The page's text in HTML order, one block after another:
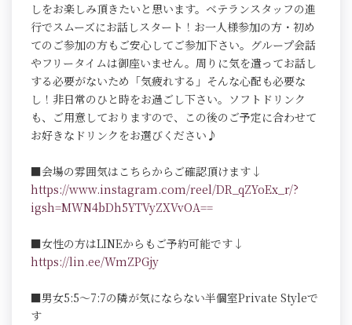
しをお楽しみ頂きたいと思います。ベテランスタッフの進
行でスムーズにお話しスタート！お一人様参加の方・初め
てのご参加の方もご安心してご参加下さい。グループ会話
やフリータイムは御座いません。周りに気を遣ってお話し
する必要がないため「気疲れする」そんな心配も必要な
し！非日常のひと時をお過ごし下さい。ソフトドリンク
も、ご用意しておりますので、この後のご予定に合わせて
お好きなドリンクをお選びください♪
■会場の雰囲気はこちらからご確認頂けます↓
https://www.instagram.com/reel/DR_qZYoEx_r/?
igsh=MWN4bDh5YTVyZXVvOA==
■女性の方はLINEからもご予約可能です↓
https://lin.ee/WmZPGjy
■男女5:5～7:7の隣が気にならない半個室Private Styleで
す